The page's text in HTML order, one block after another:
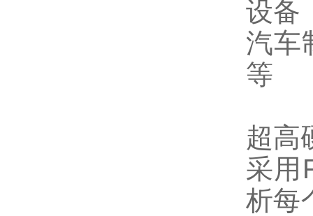
设备
汽车
等
超高
采用
析每